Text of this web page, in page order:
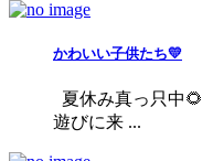
かわいい子供たち💛
夏休み真っ只中🌻
遊びに来 ...